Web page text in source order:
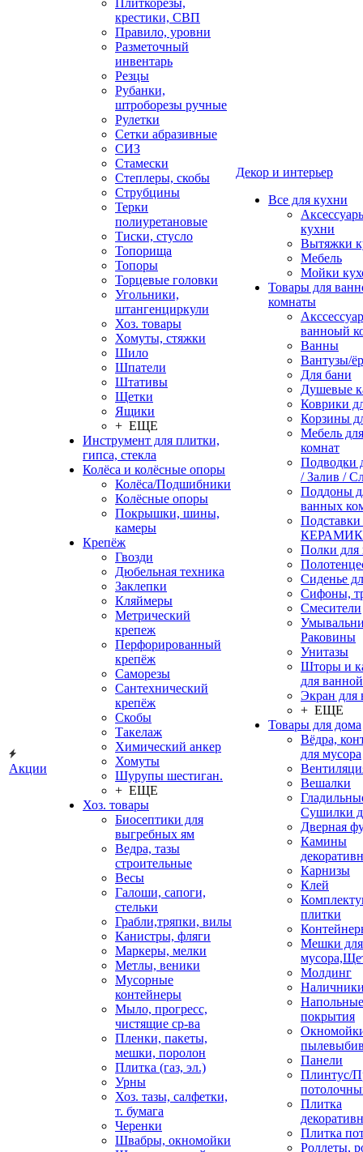
Акции
Плиткорезы,
крестики, СВП
Правило, уровни
Разметочный
инвентарь
Резцы
Рубанки,
штроборезы ручные
Рулетки
Сетки абразивные
СИЗ
Стамески
Степлеры, скобы
Струбцины
Терки
полиуретановые
Тиски, стусло
Топорища
Топоры
Торцевые головки
Угольники,
штангенциркули
Хоз. товары
Хомуты, стяжки
Шило
Шпатели
Штативы
Щетки
Ящики
+ ЕЩЕ
Инструмент для плитки,
гипса, стекла
Колёса и колёсные опоры
Колёса/Подшибники
Колёсные опоры
Покрышки, шины,
камеры
Крепёж
Гвозди
Дюбельная техника
Заклепки
Кляймеры
Метрический
крепеж
Перфорированный
крепёж
Саморезы
Сантехнический
крепёж
Скобы
Такелаж
Химический анкер
Хомуты
Шурупы шестиган.
+ ЕЩЕ
Хоз. товары
Биосептики для
выгребных ям
Ведра, тазы
строительные
Весы
Галоши, сапоги,
стельки
Грабли,тряпки, вилы
Канистры, фляги
Маркеры, мелки
Метлы, веники
Мусорные
контейнеры
Мыло, прогресс,
чистящие ср-ва
Пленки, пакеты,
мешки, поролон
Плитка (газ, эл.)
Урны
Хоз. тазы, салфетки,
т. бумага
Черенки
Швабры, окномойки
Декор и интерьер
Все для кухни
кухни
Вытяжки
Мебель
Мойки
Товары для
комнаты
ванноый
Ванны
Вантузы/
Для бани
Душевые
Коврики
Корзины
Мебель
комнат
Подводки
/ Залив /
Поддоны
ванных
Полки для
Сиденье
Сифоны,
Смесители
Раковины
Унитазы
Шторы и
для ванной
Экран для
+ ЕЩЕ
Товары для дома
Вёдра,
для мусора
Вешалки
Сушилки
Дверная
Камины
Карнизы
Клей
плитки
Мешки для
Молдинг
Напольные
покрытия
Панели
Плинтус/
Плитка
Плитка
Роллеты,